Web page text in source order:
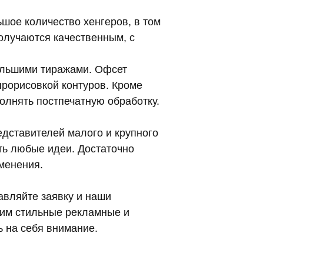
количество хенгеров, в том
качественным, с
тиражами. Офсет
контуров. Кроме
постпечатную обработку.
малого и крупного
любые идеи. Достаточно
заявку и наши
стильные рекламные и
на себя внимание.